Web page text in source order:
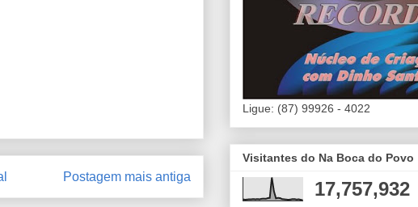
Postagem mais antiga
Ligue: (87) 99926 - 4022
Visitantes do Na Boca do Povo
17,757,932